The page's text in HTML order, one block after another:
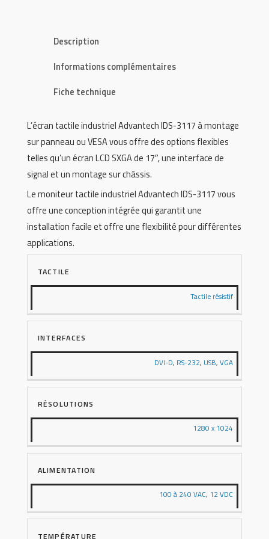
Description
Informations complémentaires
Fiche technique
L’écran tactile industriel Advantech IDS-3117 à montage
sur panneau ou VESA vous offre des options flexibles
telles qu’un écran LCD SXGA de 17″, une interface de
signal et un montage sur châssis.
Le moniteur tactile industriel Advantech IDS-3117 vous
offre une conception intégrée qui garantit une
installation facile et offre une flexibilité pour différentes
applications.
TACTILE
Tactile résistif
INTERFACES
DVI-D, RS-232, USB,VGA
RÉSOLUTIONS
1280 x 1024
ALIMENTATION
100 à 240 VAC, 12 VDC
TEMPÉRATURE